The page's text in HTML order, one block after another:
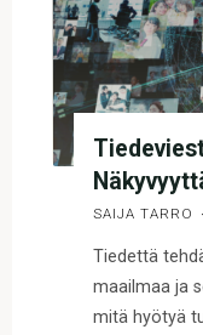
SAIJA TARRO
Tiedettä
maailmaa ja
mitä hyötyä